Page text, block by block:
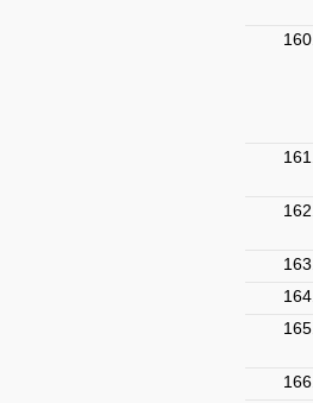
160.
161.
162.
163.
164.
165.
166.